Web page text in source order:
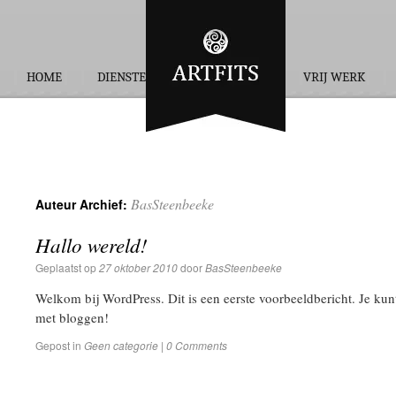
HOME DIENSTEN OPDRACHTEN VRIJ WERK
Auteur Archief: BasSteenbeeke
Hallo wereld!
Geplaatst op27 oktober 2010doorBasSteenbeeke
Welkom bij WordPress. Dit is een eerste voorbeeldbericht. Je
met bloggen!
Gepost in Geen categorie | 0 Comments